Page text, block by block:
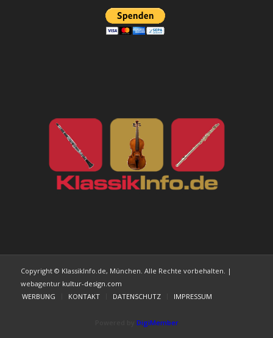
Copyright © KlassikInfo.de, München. Alle Rechte vorbehalten. |
webagentur kultur-design.com
WERBUNG
KONTAKT DATENSCHUTZ IMPRESSUM
DigiMember